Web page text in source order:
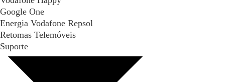
Google One
Energia Vodafone Repsol
Retomas Telemóveis
Suporte